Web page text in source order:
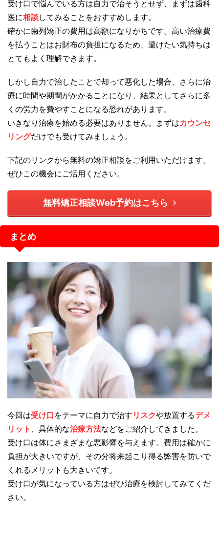
受け口で悩んでいる方は自力で治そうとせず、まずは歯科
医に相談してみることをおすすめします。
確かに歯列矯正の費用は高額になりがちです。高い治療費
を払うことはお財布の負担になるため、避けたい気持ちは
とてもよく理解できます。
しかし自力で治したことで却って悪化した場合、さらに治
療に時間や期間がかかることになり、結果としてさらに多
くの労力を費やすことになる恐れがあります。
いきなり治療を始める必要はありません。まずはカウンセ
リングだけでも受けてみましょう。
下記のリンクから無料の矯正相談をご利用いただけます。
ぜひこの機会にご活用ください。
無料矯正相談Web予約はこちら
まとめ
今回は受け口 をテーマに自力で治す リスクや放置するデメ
リット 、具体的な治療方法などをご紹介してきました。
受け口は体にさまざまな悪影響を与えます。費用は確かに
負担が大きいですが、その分将来起こり得る弊害を防いで
くれるメリットも大きいです。
受け口が気になっている方はぜひ治療を検討してみてくだ
さい。